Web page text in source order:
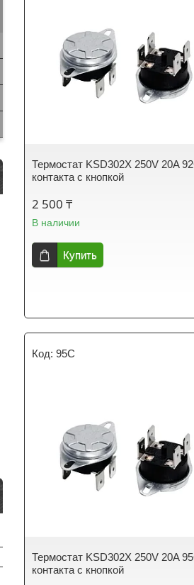
Термостат KSD302X 250V 20A
контакта с кнопкой
2 500 ₸
В наличии
Купить
95C
Термостат KSD302X 250V 20A
контакта с кнопкой